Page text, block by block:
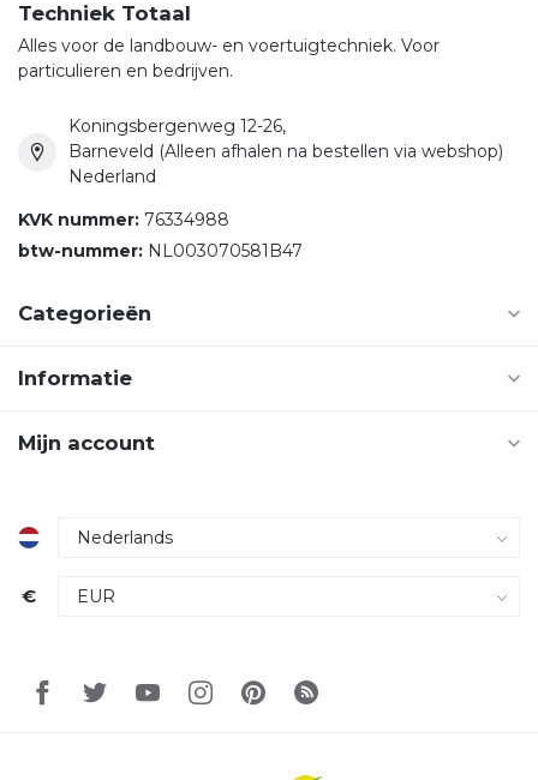
Techniek Totaal
Alles voor de landbouw- en voertuigtechniek. Voor
particulieren en bedrijven.
Koningsbergenweg 12-26,
Barneveld (Alleen afhalen na bestellen via webshop)
Nederland
KVK nummer: 76334988
btw-nummer: NL003070581B47
Categorieën
Informatie
Mijn account
€